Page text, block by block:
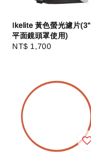
Ikelite 黃色螢光濾片(3"
平面鏡頭罩使用)
Regular
NT$ 1,700